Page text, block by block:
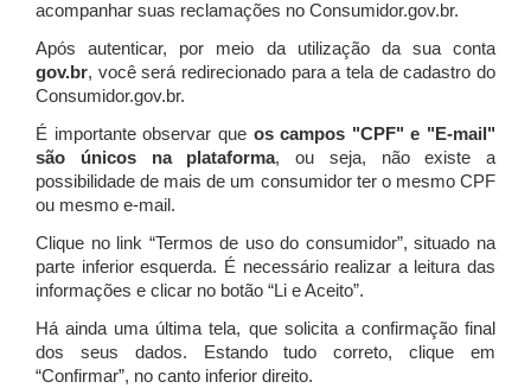
acompanhar suas reclamações no Consumidor.gov.br.
Após autenticar, por meio da utilização da sua conta
gov.br, você será redirecionado para a tela de cadastro do
Consumidor.gov.br.
É importante observar que os campos "CPF" e "E-mail"
são únicos na plataforma, ou seja, não existe a
possibilidade de mais de um consumidor ter o mesmo CPF
ou mesmo e-mail.
Clique no link “Termos de uso do consumidor”, situado na
parte inferior esquerda. É necessário realizar a leitura das
informações e clicar no botão “Li e Aceito”.
Há ainda uma última tela, que solicita a confirmação final
dos seus dados. Estando tudo correto, clique em
“Confirmar”, no canto inferior direito.